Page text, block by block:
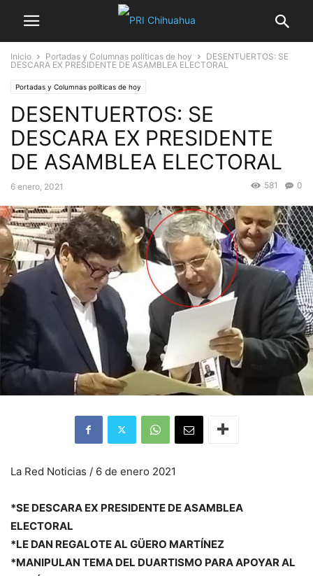
Inicio Portadas y Columnas políticas de hoy
DESENTUERTOS: SE
DESCARA EX PRESIDENTE DE ASAMBLEA ELECTORAL
Portadas y Columnas políticas de hoy
DESENTUERTOS: SE
DESCARA EX PRESIDENTE
DE ASAMBLEA ELECTORAL
6 enero, 2021 0
581
La Red Noticias / 6 de enero 2021
*SE DESCARA EX PRESIDENTE DE ASAMBLEA
ELECTORAL
*LE DAN REGALOTE AL GÜERO MARTÍNEZ
*MANIPULAN TEMA DEL DUARTISMO PARA APOYAR AL